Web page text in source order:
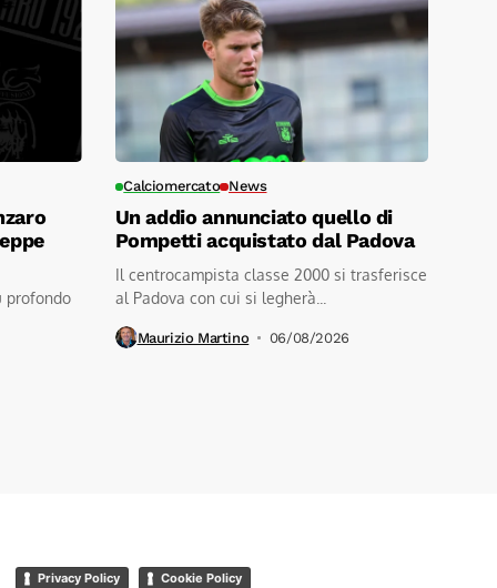
profondo
Calciomercato News
Un addio annunciato quello di
Pompetti acquistato dal Padova
Il centrocampista classe 2000 si trasferisce
al Padova con cui si legherà...
Maurizio Martino 06/08/2026
Privacy Policy Cookie Policy